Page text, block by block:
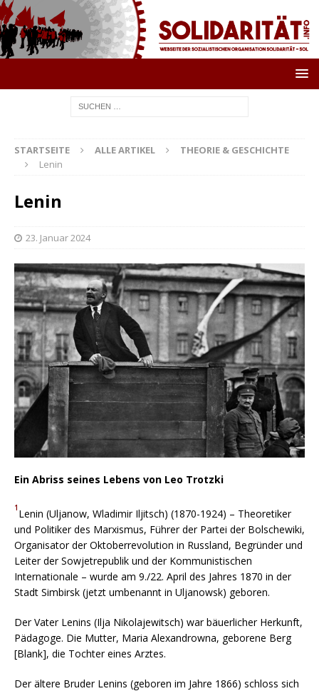
STARTSEITE ALLE ARTIKEL
THEORIE & GESCHICHTE
Lenin
Lenin
23. Januar 2024
Ein Abriss seines Lebens von Leo Trotzki
1 Lenin (Uljanow, Wladimir Iljitsch) (1870-1924) – Theoretiker
und Politiker des Marxismus, Führer der Partei der Bolschewiki,
Organisator der Oktoberrevolution in Russland, Begründer und
Leiter der Sowjetrepublik und der Kommunistischen
Internationale – wurde am 9./22. April des Jahres 1870 in der
Stadt Simbirsk (jetzt umbenannt in Uljanowsk) geboren.
Der Vater Lenins (Ilja Nikolajewitsch) war bäuerlicher Herkunft,
Pädagoge. Die Mutter, Maria Alexandrowna, geborene Berg
[Blank], die Tochter eines Arztes.
Der ältere Bruder Lenins (geboren im Jahre 1866) schloss sich